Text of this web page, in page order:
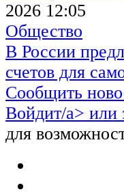
2026 12:05
Общество
В России
счетов для
Сообщить
Войдит/a> или
для